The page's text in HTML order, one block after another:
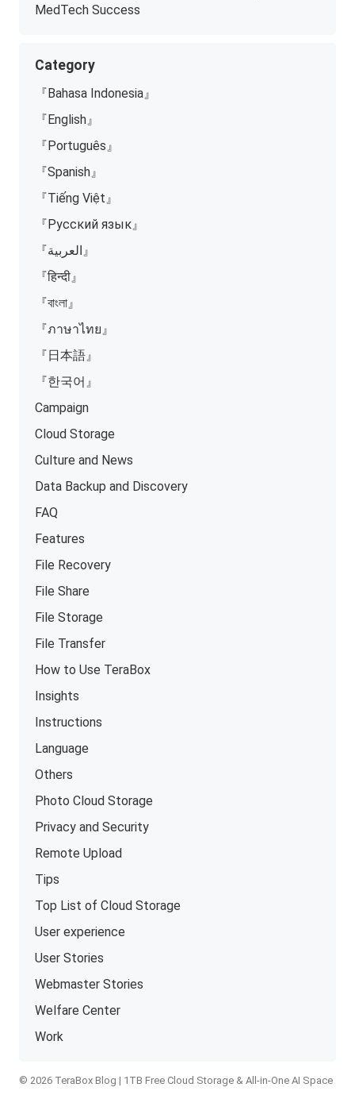
MedTech Success
Category
『Bahasa Indonesia』
『English』
『Português』
『Spanish』
『Tiếng Việt』
『Русский язык』
『العربية』
『हिन्दी』
『বাংলা』
『ภาษาไทย』
『日本語』
『한국어』
Campaign
Cloud Storage
Culture and News
Data Backup and Discovery
FAQ
Features
File Recovery
File Share
File Storage
File Transfer
How to Use TeraBox
Insights
Instructions
Language
Others
Photo Cloud Storage
Privacy and Security
Remote Upload
Tips
Top List of Cloud Storage
User experience
User Stories
Webmaster Stories
Welfare Center
Work
© 2026 TeraBox Blog | 1TB Free Cloud Storage & All-in-One AI Space